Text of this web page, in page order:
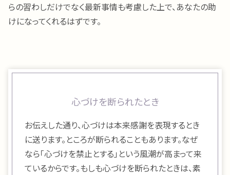
らの習わしだけでなく最新事情も考慮した上で、あなたの助
けになってくれるはずです。
心づけを断られたとき
お伝えした通り、心づけは本来感謝を表現するとき
に送ります。ところが断られることもあります。なぜ
なら「心づけを禁止とする」という風潮が高まって来
ているからです。もしも心づけを断られたときは、素